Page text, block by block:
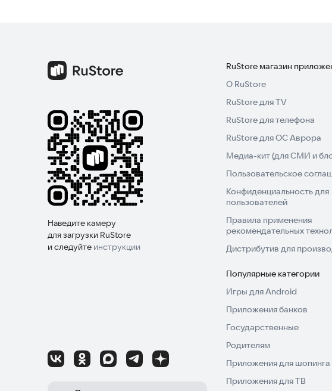
Наведите камеру
для загрузки RuStore
и следуйте инструкции
RuStore магазин
О RuStore
RuStore для TV
RuStore для телефона
RuStore для ОС Аврора
Медиа-кит (для СМИ и
Пользовательское
Конфиденциальность для
пользователей
Правила применения
рекомендательных
Дистрибутив для
Популярные категории
Игры для Android
Приложения банков
Государственные
Родителям
Приложения для шопинга
Приложения для ТВ